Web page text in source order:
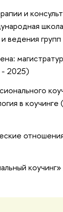
и
и ведения
- 2025)
в